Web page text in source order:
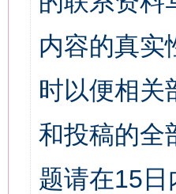
内容的真实
时以便相关
和投稿的全
题请在15